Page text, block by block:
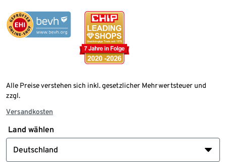
Alle Preise verstehen sich inkl. gesetzlicher Mehrwertsteuer und
zzgl.
Versandkosten
Land wählen
Deutschland